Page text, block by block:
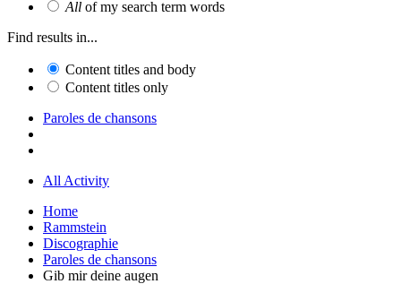
All of my search term words
Find results in...
Content titles and body
Content titles only
Paroles de chansons
All Activity
Home
Rammstein
Discographie
Paroles de chansons
Gib mir deine augen